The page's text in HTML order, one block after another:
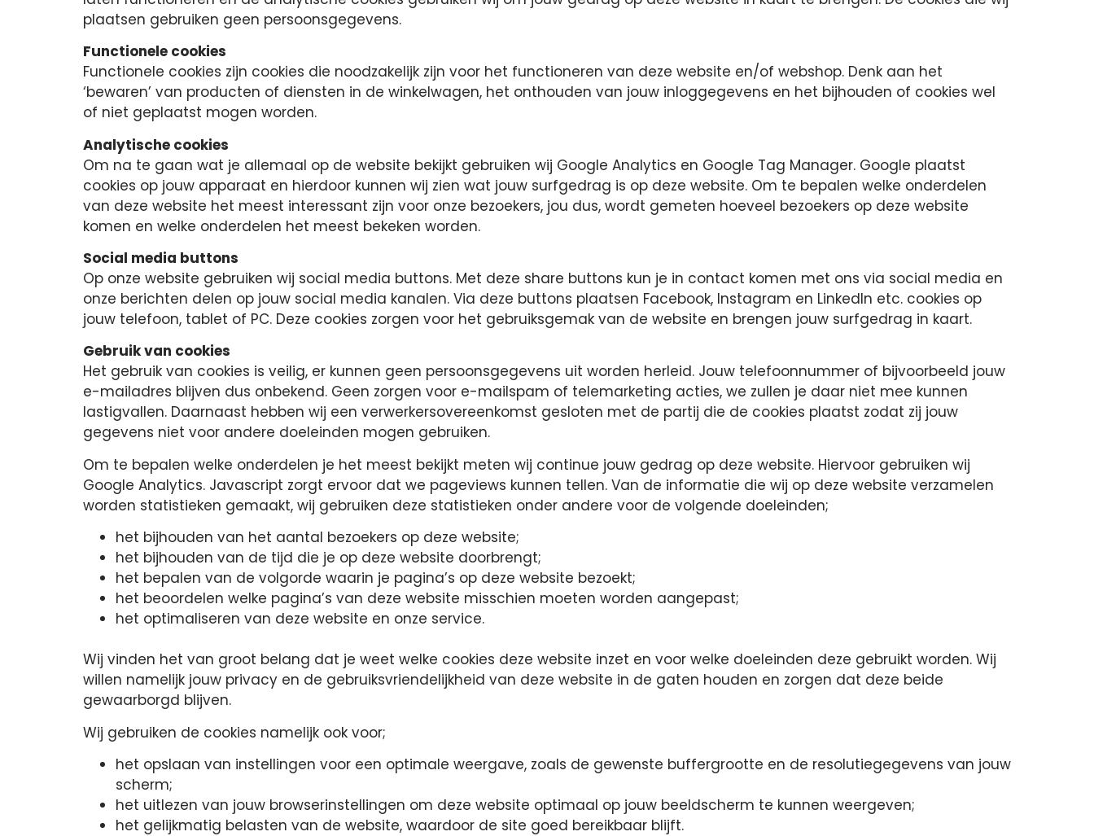
plaatsen gebruiken geen persoonsgegevens.
Functionele cookies
Functionele cookies zijn cookies die noodzakelijk zijn voor het functioneren van deze website en/of webshop. Denk aan het
‘bewaren’ van producten of diensten in de winkelwagen, het onthouden van jouw inloggegevens en het bijhouden of cookies wel
of niet geplaatst mogen worden.
Analytische cookies
Om na te gaan wat je allemaal op de website bekijkt gebruiken wij Google Analytics en Google Tag Manager. Google plaatst
cookies op jouw apparaat en hierdoor kunnen wij zien wat jouw surfgedrag is op deze website. Om te bepalen welke onderdelen
van deze website het meest interessant zijn voor onze bezoekers, jou dus, wordt gemeten hoeveel bezoekers op deze website
komen en welke onderdelen het meest bekeken worden.
Social media buttons
Op onze website gebruiken wij social media buttons. Met deze share buttons kun je in contact komen met ons via social media en
onze berichten delen op jouw social media kanalen. Via deze buttons plaatsen Facebook, Instagram en LinkedIn etc. cookies op
jouw telefoon, tablet of PC. Deze cookies zorgen voor het gebruiksgemak van de website en brengen jouw surfgedrag in kaart.
Gebruik van cookies
Het gebruik van cookies is veilig, er kunnen geen persoonsgegevens uit worden herleid. Jouw telefoonnummer of bijvoorbeeld jouw
e-mailadres blijven dus onbekend. Geen zorgen voor e-mailspam of telemarketing acties, we zullen je daar niet mee kunnen
lastigvallen. Daarnaast hebben wij een verwerkersovereenkomst gesloten met de partij die de cookies plaatst zodat zij jouw
gegevens niet voor andere doeleinden mogen gebruiken.
Om te bepalen welke onderdelen je het meest bekijkt meten wij continue jouw gedrag op deze website. Hiervoor gebruiken wij
Google Analytics. Javascript zorgt ervoor dat we pageviews kunnen tellen. Van de informatie die wij op deze website verzamelen
worden statistieken gemaakt, wij gebruiken deze statistieken onder andere voor de volgende doeleinden;
het bijhouden van het aantal bezoekers op deze website;
het bijhouden van de tijd die je op deze website doorbrengt;
het bepalen van de volgorde waarin je pagina’s op deze website bezoekt;
het beoordelen welke pagina’s van deze website misschien moeten worden aangepast;
het optimaliseren van deze website en onze service.
Wij vinden het van groot belang dat je weet welke cookies deze website inzet en voor welke doeleinden deze gebruikt worden. Wij
willen namelijk jouw privacy en de gebruiksvriendelijkheid van deze website in de gaten houden en zorgen dat deze beide
gewaarborgd blijven.
Wij gebruiken de cookies namelijk ook voor;
het opslaan van instellingen voor een optimale weergave, zoals de gewenste buffergrootte en de resolutiegegevens van jouw
scherm;
het uitlezen van jouw browserinstellingen om deze website optimaal op jouw beeldscherm te kunnen weergeven;
het gelijkmatig belasten van de website, waardoor de site goed bereikbaar blijft.